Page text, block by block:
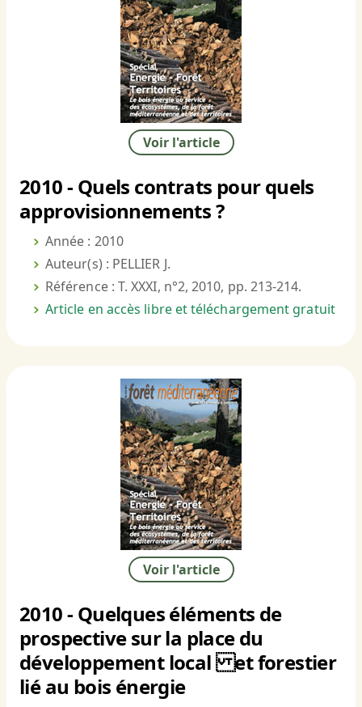
Voir l'article
2010 - Quels contrats pour quels
approvisionnements ?
Année : 2010
Auteur(s) : PELLIER J.
Référence : T. XXXI, n°2, 2010, pp. 213-214.
Article en accès libre et téléchargement gratuit
Voir l'article
2010 - Quelques éléments de
prospective sur la place du
développement local et forestier
lié au bois énergie